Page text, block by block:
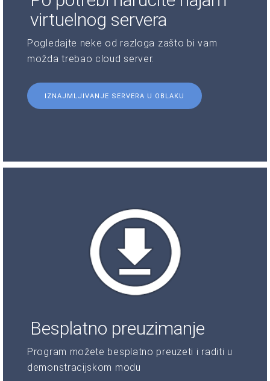
virtuelnog servera
Pogledajte neke od razloga zašto bi vam
možda trebao cloud server.
IZNAJMLJIVANJE SERVERA U OBLAKU
Besplatno preuzimanje
Program možete besplatno preuzeti i raditi u
demonstracijskom modu